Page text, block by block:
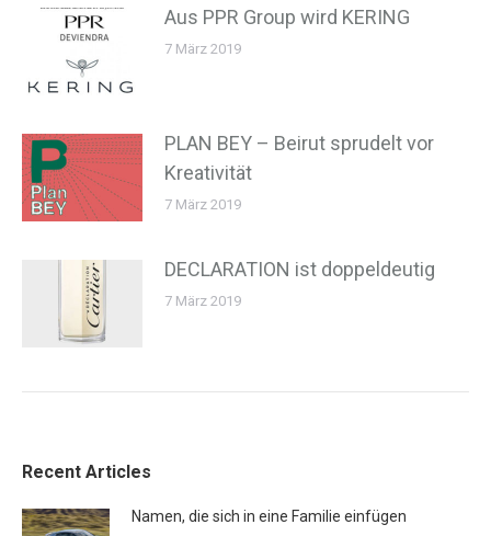
Aus PPR Group wird KERING
7 März 2019
PLAN BEY – Beirut sprudelt vor
Kreativität
7 März 2019
DECLARATION ist doppeldeutig
7 März 2019
Recent Articles
Namen, die sich in eine Familie einfügen